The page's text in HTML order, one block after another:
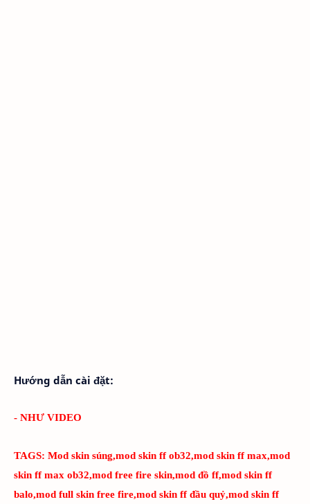
Hướng dẫn cài đặt:
- NHƯ VIDEO
TAGS: Mod skin súng,mod skin ff ob32,mod skin ff max,mod
skin ff max ob32,mod free fire skin,mod đồ ff,mod skin ff
balo,mod full skin free fire,mod skin ff đầu quỷ,mod skin ff